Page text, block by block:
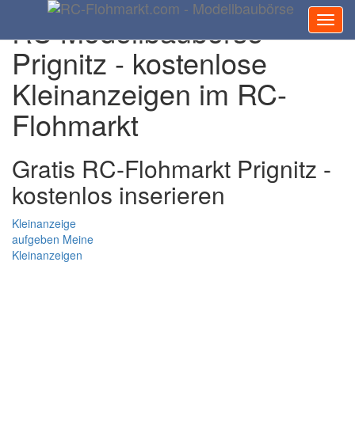
RC Modellbaubörse
Prignitz - kostenlose
Kleinanzeigen im RC-
Flohmarkt
Gratis RC-Flohmarkt Prignitz -
kostenlos inserieren
Kleinanzeige
aufgeben Meine
Kleinanzeigen